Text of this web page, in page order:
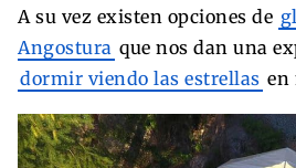
A su vez existen opciones de
Angostura que nos dan una
dormir viendo las estrellas en